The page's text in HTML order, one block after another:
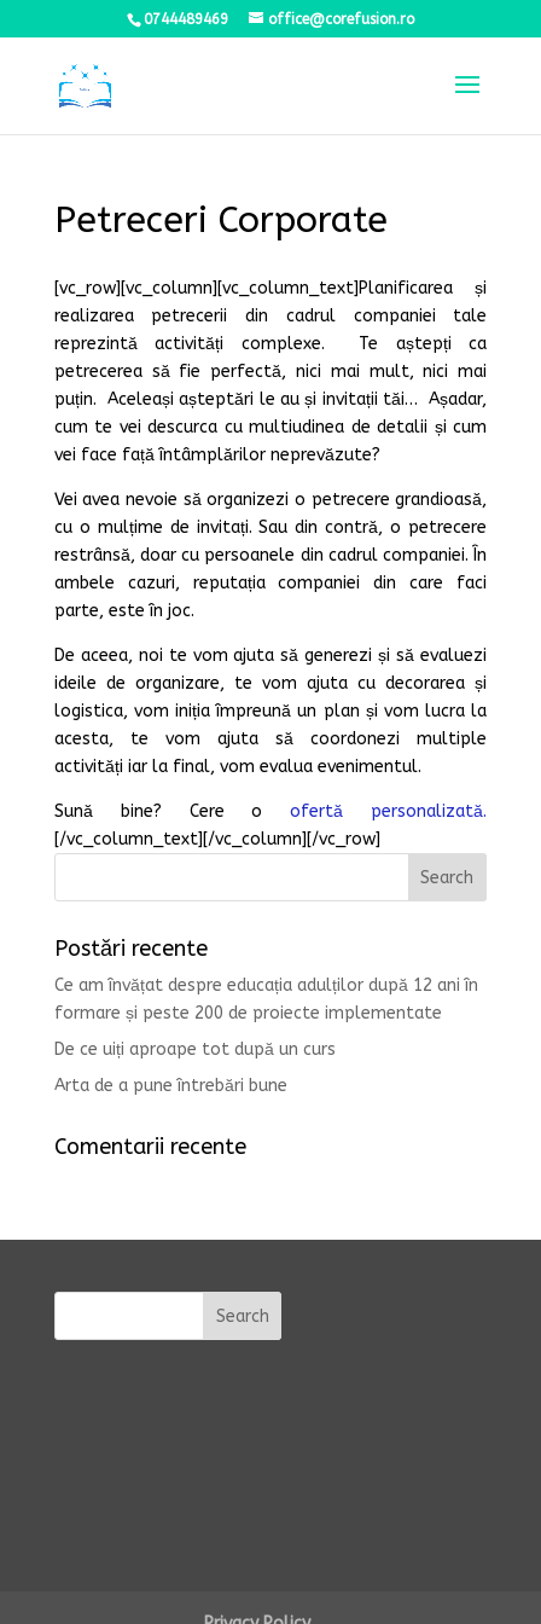
0744489469 office@corefusion.ro
Petreceri Corporate
[vc_row][vc_column][vc_column_text]Planificarea și
realizarea petrecerii din cadrul companiei tale
reprezintă activități complexe. Te aștepți ca
petrecerea să fie perfectă, nici mai mult, nici mai
puțin. Aceleași așteptări le au și invitații tăi… Așadar,
cum te vei descurca cu multiudinea de detalii și cum
vei face față întâmplărilor neprevăzute?
Vei avea nevoie să organizezi o petrecere grandioasă,
cu o mulțime de invitați. Sau din contră, o petrecere
restrânsă, doar cu persoanele din cadrul companiei. În
ambele cazuri, reputația companiei din care faci
parte, este în joc.
De aceea, noi te vom ajuta să generezi și să evaluezi
ideile de organizare, te vom ajuta cu decorarea și
logistica, vom iniția împreună un plan și vom lucra la
acesta, te vom ajuta să coordonezi multiple
activități iar la final, vom evalua evenimentul.
Sună bine? Cere oofertă personalizată.
[/vc_column_text][/vc_column][/vc_row]
Postări recente
Ce am învățat despre educația adulților după 12 ani în
formare și peste 200 de proiecte implementate
De ce uiți aproape tot după un curs
Arta de a pune întrebări bune
Comentarii recente